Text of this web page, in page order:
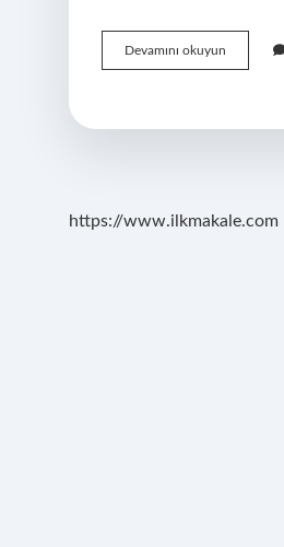
Devamını okuyun
Içme
Ne
https://www.ilkmakale.com